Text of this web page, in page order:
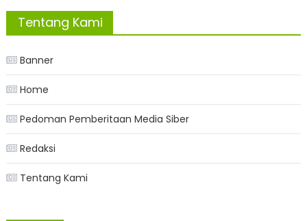
Tentang Kami
Banner
Home
Pedoman Pemberitaan Media Siber
Redaksi
Tentang Kami